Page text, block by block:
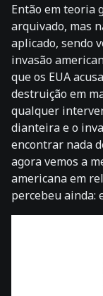
Então em teoria
arquivado, mas
aplicado, sendo
invasão
que os EUA
destruição em
qualquer
dianteira e o
encontrar nada
agora vemos a
americana em
percebeu ainda: